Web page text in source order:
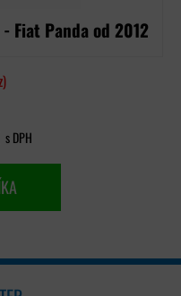
Fiat Panda od 2012
s DPH